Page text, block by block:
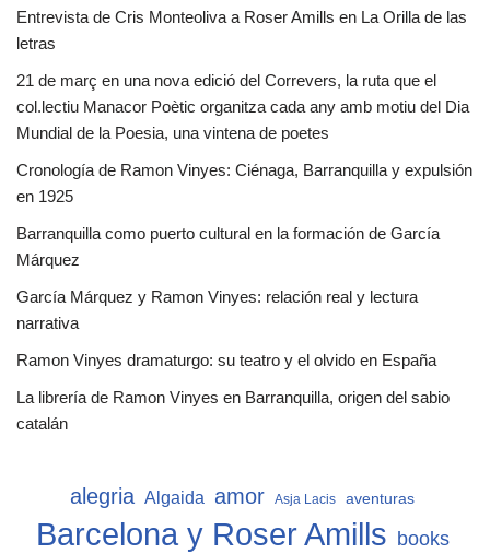
Entrevista de Cris Monteoliva a Roser Amills en La Orilla de las
letras
21 de març en una nova edició del Correvers, la ruta que el
col.lectiu Manacor Poètic organitza cada any amb motiu del Dia
Mundial de la Poesia, una vintena de poetes
Cronología de Ramon Vinyes: Ciénaga, Barranquilla y expulsión
en 1925
Barranquilla como puerto cultural en la formación de García
Márquez
García Márquez y Ramon Vinyes: relación real y lectura
narrativa
Ramon Vinyes dramaturgo: su teatro y el olvido en España
La librería de Ramon Vinyes en Barranquilla, origen del sabio
catalán
alegria Algaida amor Asja Lacis aventuras
Barcelona y Roser Amills books